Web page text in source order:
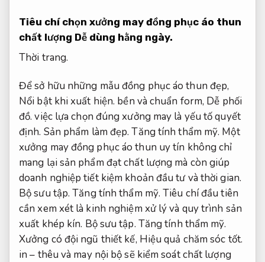
Tiêu chí chọn xưởng may đồng phục áo thun
chất lượng Dễ dùng hằng ngày.
Thời trang.
Để sở hữu những mẫu đồng phục áo thun đẹp,
Nổi bật khi xuất hiện. bền và chuẩn form, Dễ phối
đồ. việc lựa chọn đúng xưởng may là yếu tố quyết
định. Sản phẩm làm đẹp. Tăng tính thẩm mỹ. Một
xưởng may đồng phục áo thun uy tín không chỉ
mang lại sản phẩm đạt chất lượng mà còn giúp
doanh nghiệp tiết kiệm khoản đầu tư và thời gian.
Bộ sưu tập. Tăng tính thẩm mỹ. Tiêu chí đầu tiên
cần xem xét là kinh nghiệm xử lý và quy trình sản
xuất khép kín. Bộ sưu tập. Tăng tính thẩm mỹ.
Xưởng có đội ngũ thiết kế, Hiệu quả chăm sóc tốt.
in – thêu và may nội bộ sẽ kiểm soát chất lượng